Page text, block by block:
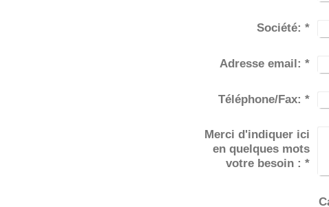
Société: *
Adresse email: *
Téléphone/Fax: *
Merci d'indiquer ici
en quelques mots
votre besoin :*